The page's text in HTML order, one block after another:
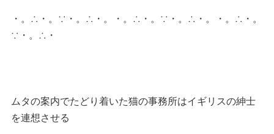
・。∴・。∵・。∴・。・。∴・。∵・。∴・。・。∴・。
∵・。∴・
ムタの案内でたどり着いた猫の事務所はイギリスの紳士
を連想させる